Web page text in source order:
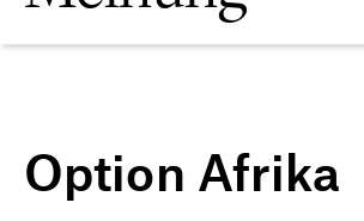
Option Afrika